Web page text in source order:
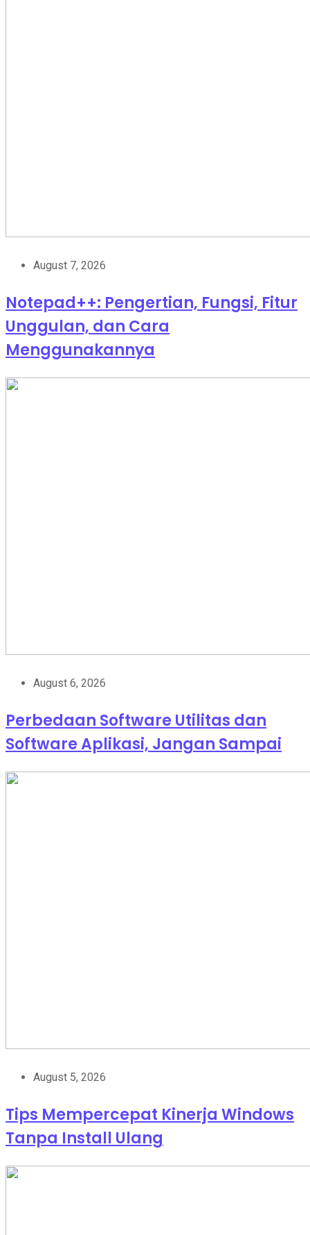
August 7, 2026
Notepad++: Pengertian, Fungsi, Fitur
Unggulan, dan Cara
Menggunakannya
August 6, 2026
Perbedaan Software Utilitas dan
Software Aplikasi, Jangan Sampai
August 5, 2026
Tips Mempercepat Kinerja Windows
Tanpa Install Ulang